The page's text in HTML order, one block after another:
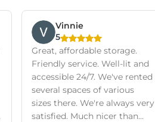
Vinnie
5
Great, affordable storage.
Friendly service. Well-lit and
accessible 24/7. We've rented
several spaces of various
sizes there. We're always very
satisfied. Much nicer than